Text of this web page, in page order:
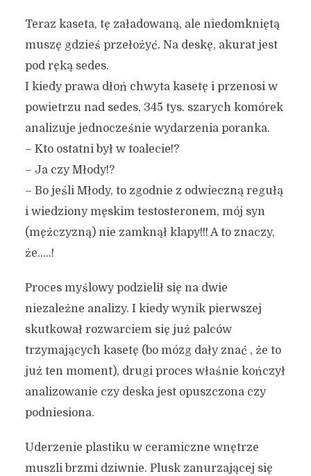
Teraz kaseta, tę załadowaną, ale niedomkniętą
muszę gdzieś przełożyć. Na deskę, akurat jest
pod ręką sedes.
I kiedy prawa dłoń chwyta kasetę i przenosi w
powietrzu nad sedes, 345 tys. szarych komórek
analizuje jednocześnie wydarzenia poranka.
– Kto ostatni był w toalecie!?
– Ja czy Młody!?
– Bo jeśli Młody, to zgodnie z odwieczną regułą
i wiedziony męskim testosteronem, mój syn
(mężczyzną) nie zamknął klapy!!! A to znaczy,
że…..!
Proces myślowy podzielił się na dwie
niezależne analizy. I kiedy wynik pierwszej
skutkował rozwarciem się już palców
trzymających kasetę (bo mózg dały znać , że to
już ten moment), drugi proces właśnie kończył
analizowanie czy deska jest opuszczona czy
podniesiona.
Uderzenie plastiku w ceramiczne wnętrze
muszli brzmi dziwnie. Plusk zanurzającej się